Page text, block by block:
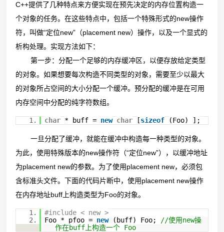
C++提供了几种特点来方便实现在预先决定的内存位置构造一
个对象的任务。在这些特点中，包括一个特殊形式的new操作
符，叫做“定位new”（placement new）操作，以及一个显式的
析构处理。实现方法如下：
第一步：分配一个足够的内存缓冲区，以便存放给定类型
的对象。如果想要每次构造不同类型的对象，需要至少以最大
的对象所占空间的大小分配一个缓冲。预分配的缓冲是在可用
内存空间中分配的纯字符数组。
1. char * buff = new char [sizeof (Foo) ];
一旦分配了缓冲，就能在缓冲中构造每一种类型的对象。
为此，使用特殊版本的new操作符（“定位new”），以缓冲地址
为placement new的参数。为了使用placement new，必须包
含标准头文件。下面的代码片断中，使用placement new操作
在内存地址buff上构造类型为Foo的对象。
1.
#include < new >
2.
Foo * pfoo = new (buff) Foo;
//使用new操
作在buff上构造一个 Foo